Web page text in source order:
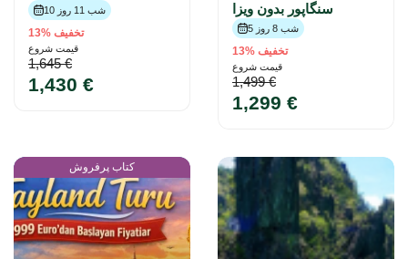
10 شب 11 روز
تخفیف %13
قیمت شروع
1,645 €
1,430 €
سنگاپور بدون ویزا
5 شب 8 روز
تخفیف %13
قیمت شروع
1,499 €
1,299 €
کتاب پرفروش